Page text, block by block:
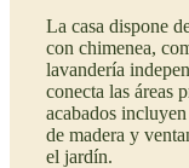
La casa dispone
con chimenea,
lavandería
conecta las áreas
acabados
de madera y
el jardín.